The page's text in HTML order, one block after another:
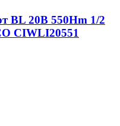
BL 20В 550Hm 1/2
CIWLI20551